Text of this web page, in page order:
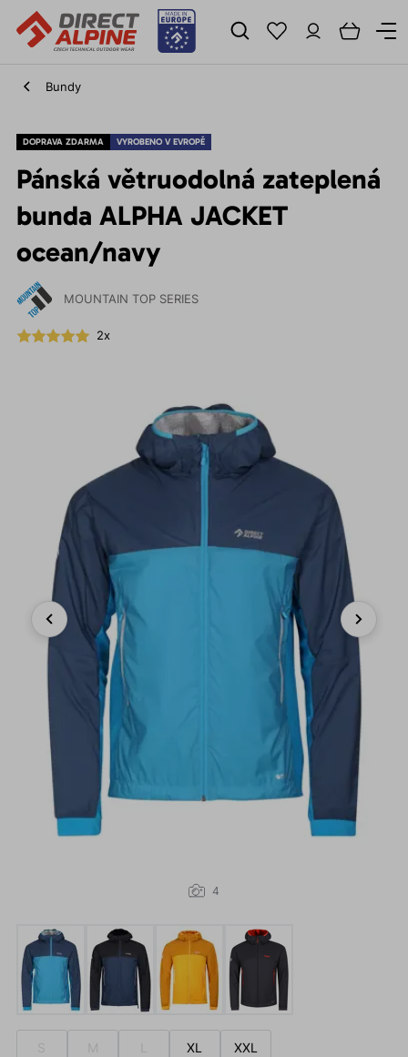
Bundy
DOPRAVA ZDARMA VYROBENO V EVROPĚ
Pánská větruodolná zateplená
bunda ALPHA JACKET
ocean/navy
MOUNTAIN TOP SERIES
2x
Previous Next
4
S M XL XXL